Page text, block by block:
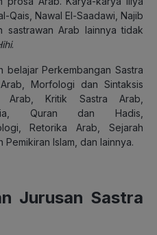
Qais, Nawal El-Saadawi, Najib
sastrawan Arab lainnya tidak
.
belajar Perkembangan Sastra
Morfologi dan Sintaksis
Arab, Kritik Sastra Arab,
Quran dan Hadis,
Retorika Arab, Sejarah
Islam, dan lainnya.
Jurusan Sastra